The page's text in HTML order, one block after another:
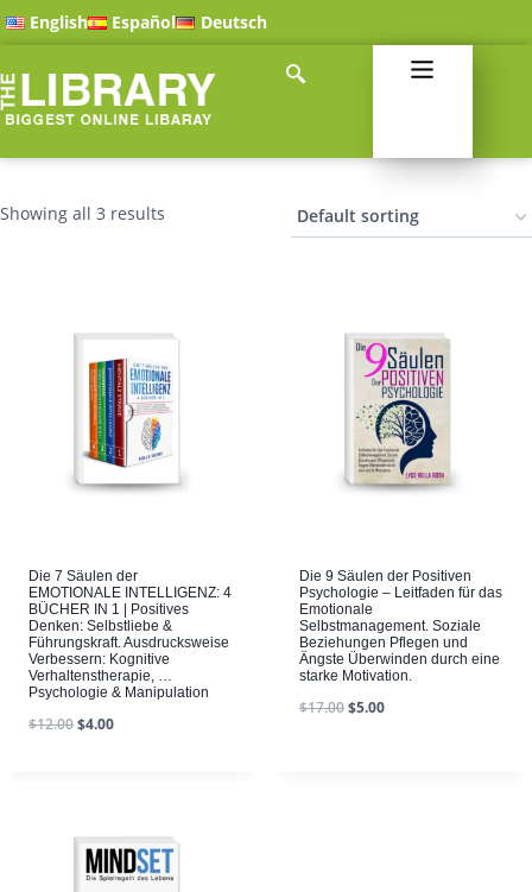
English Español Deutsch
Showing all 3 results
Die 7 Säulen der
EMOTIONALE INTELLIGENZ: 4
BÜCHER IN 1 | Positives
Denken: Selbstliebe &
Führungskraft. Ausdrucksweise
Verbessern: Kognitive
Verhaltenstherapie, …
Psychologie & Manipulation
$12.00$4.00
Die 9 Säulen der Positiven
Psychologie – Leitfaden für das
Emotionale
Selbstmanagement. Soziale
Beziehungen Pflegen und
Ängste Überwinden durch eine
starke Motivation.
$17.00$5.00